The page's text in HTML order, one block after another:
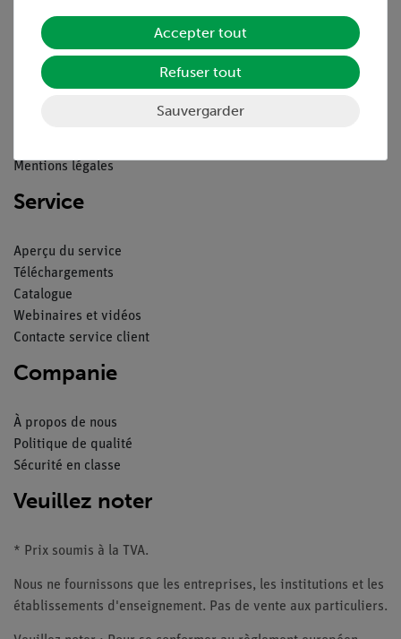
Légal
Mentions légales
Service
Aperçu du service
Téléchargements
Catalogue
Webinaires et vidéos
Contacte service client
Companie
À propos de nous
Politique de qualité
Sécurité en classe
Veuillez noter
* Prix soumis à la TVA.
Nous ne fournissons que les entreprises, les institutions et les
établissements d'enseignement. Pas de vente aux particuliers.
Accepter tout
Refuser tout
Sauvergarder